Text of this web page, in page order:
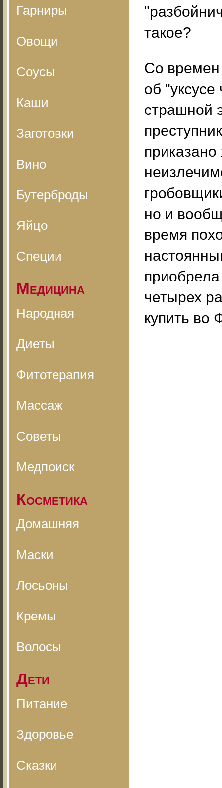
Гарниры
Овощи
Соусы
Каши
Заготовки
Вино
Бутерброды
Яйцо
Специи
Медицина
Народная
Диеты
Фитотерапия
Массаж
Советы
Медпоиск
Косметика
Домашняя
Маски
Лосьоны
Кремы
Волосы
Дети
Питание
Здоровье
Сказки
такое?
Со времен
об
страшной
но и
время
четырех
купить во